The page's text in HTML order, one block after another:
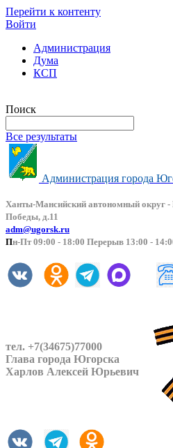
Перейти к контенту
Войти
Администрация
Дума
КСП
Поиск
Все результаты
Администрация города
Ханты-Мансийский автономный округ
Победы, д.11
adm@ugorsk.ru
Пн-Пт 09:00 - 18:00 Перерыв 13:00 -
тел. +7(34675)77000
Глава города Югорска
Харлов Алексей Юрьевич